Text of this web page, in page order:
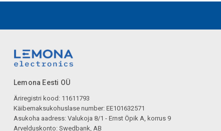
Lemona Eesti OÜ
Äriregistri kood: 11611793
Käibemaksukohuslase number: EE101632571
Asukoha aadress: Valukoja 8/1 - Ernst Öpik A, korrus 9
Arvelduskonto: Swedbank, AB